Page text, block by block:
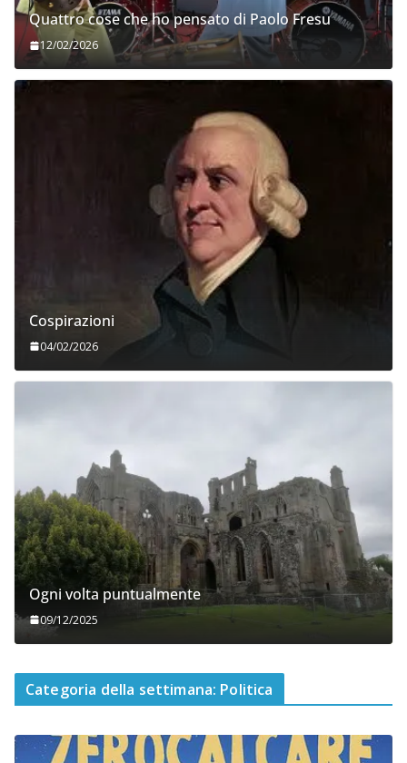
Quattro cose che ho pensato di Paolo Fresu
12/02/2026
Cospirazioni
04/02/2026
Ogni volta puntualmente
09/12/2025
Categoria della settimana: Politica